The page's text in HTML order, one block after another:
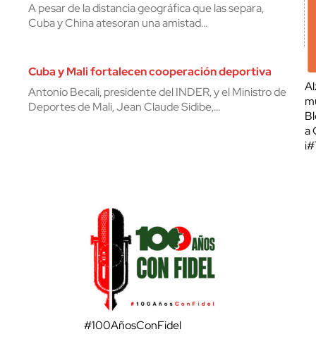
A pesar de la distancia geográfica que las separa,
Cuba y China atesoran una amistad…
Cuba y Mali fortalecen cooperación deportiva
Antonio Becali, presidente del INDER, y el Ministro de
Deportes de Mali, Jean Claude Sidibe,…
a
#100AñosConFidel